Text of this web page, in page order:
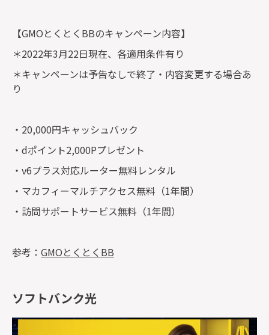
【GMOとくとくBBのキャンペーン内容】
＊2022年3月22日現在、各適用条件有り
＊キャンペーンは予告なしで終了・内容変更する場合あ
り
・20,000円キャッシュバック
・dポイント2,000Pプレゼント
・v6プラス対応ルーター無料レンタル
・マカフィーマルチアクセス無料（1年間）
・訪問サポートサービス無料（1年間）
参考： GMOとくとくBB
ソフトバンク光